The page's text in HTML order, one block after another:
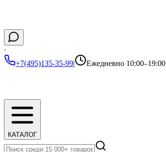
·
+7(495)135-35-99| Ежедневно 10:00–19:00
КАТАЛОГ